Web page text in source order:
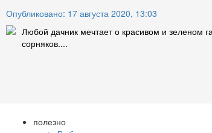
Опубликовано: 17 августа 2020, 13:03
Любой дачник мечтает о красивом и зеленом
сорняков....
полезно